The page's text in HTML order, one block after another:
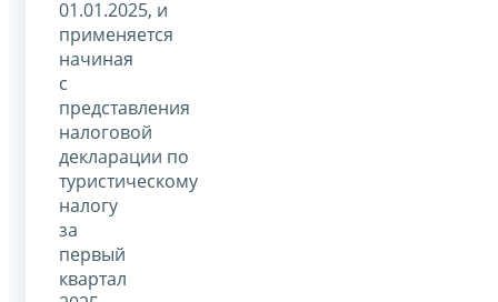
01.01.2025, и
применяется
начиная
с
представления
налоговой
декларации по
туристическому
налогу
за
первый
квартал